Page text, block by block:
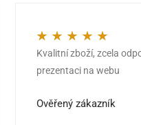
Hodnocení5z 5
Kvalitní zboží, zcela
prezentaci na webu
Ověřený zákazník